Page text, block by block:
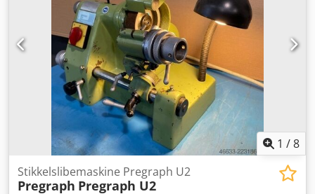
- spændetangsholder MK 4 Anmodningsartikel:
Transportomkostninger i et individuelt tilbud.
1 /8
Stikkelslibemaskine Pregraph U2
Pregraph Pregraph U2